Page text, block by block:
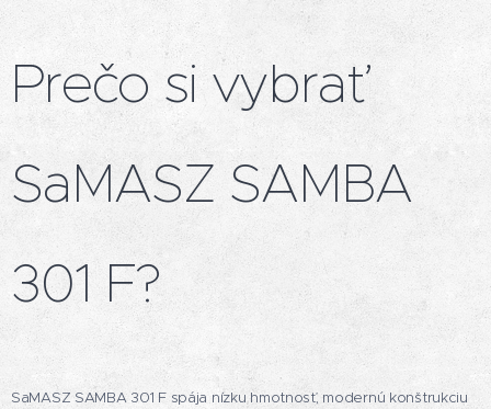
Prečo si vybrať
SaMASZ SAMBA
301 F?
SaMASZ SAMBA 301 F spája nízku hmotnosť, modernú konštrukciu